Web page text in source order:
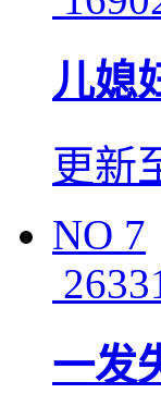
儿媳
更新
NO 7
一发